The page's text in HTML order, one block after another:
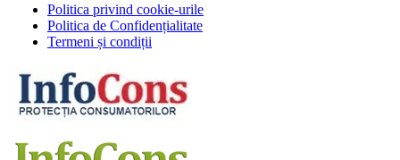
Politica privind cookie-urile
Politica de Confidențialitate
Termeni și condiții